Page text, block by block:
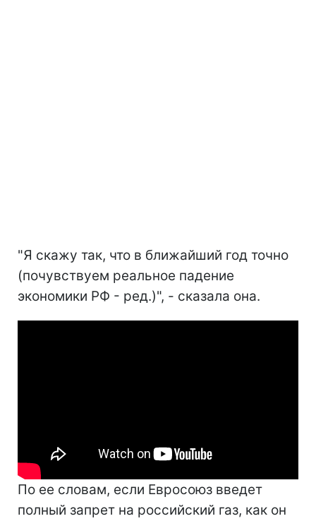
"Я скажу так, что в ближайший год точно
(почувствуем реальное падение
экономики РФ - ред.)", - сказала она.
По ее словам, если Евросоюз введет
полный запрет на российский газ, как он